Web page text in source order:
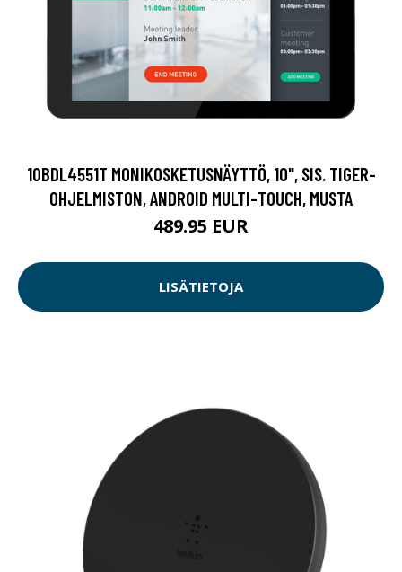
10BDL4551T MONIKOSKETUSNÄYTTÖ, 10", SIS. TIGER-
OHJELMISTON, ANDROID MULTI-TOUCH, MUSTA
489.95 EUR
LISÄTIETOJA